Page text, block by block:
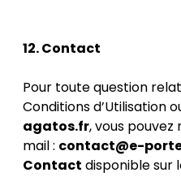
12. Contact
Pour toute question
Conditions d’Utilisation
agatos.fr, vous
mail : contact@e-
Contact disponible sur